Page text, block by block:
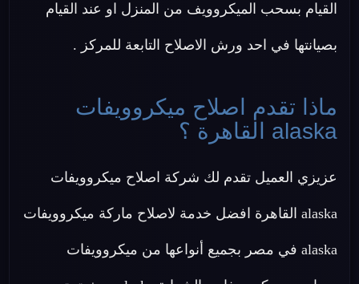
القيام بسحب الميكروويف من المنزل او عند القيام
بصيانتها في احد ورش الاصلاح التابعة للمركز .
ماذا تقدم اصلاح ميكروويفات
alaska القاهرة ؟
عزيزي العميل تقدم لك شركة اصلاح ميكروويفات
alaska القاهرة افضل خدمة لاصلاح ماركة ميكروويفات
alaska في مصر بجميع أنواعها من ميكروويفات